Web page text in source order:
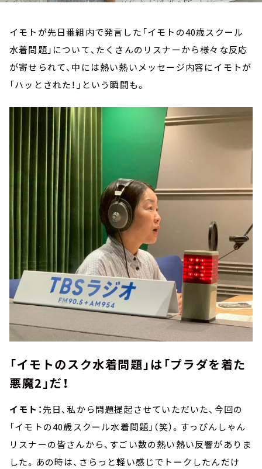
イモトが先日番組内で発言した「イモトの40歳スクール
水着問題」について、たくさんのリスナーから様々な反応
が寄せられて、中には熱い熱いメッセージ内容にイモトが
「ハッとされた！」という瞬間も。
「イモトのスク水着問題」は「プラダを着た
悪魔2」だ！
イモト：先日、私から問題提起させていただいた、今回の
「イモトの40歳スクール水着問題」（笑）。すっぴんしゃん
リスナーの皆さんから、すごい数の熱い熱い反響がありま
した。あの時は、さらっと軽い感じでトークしたんだけ